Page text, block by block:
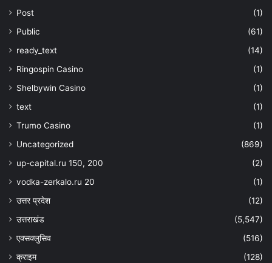
Post
(1)
Public
(61)
ready_text
(14)
Ringospin Casino
(1)
Shelbywin Casino
(1)
text
(1)
Trumo Casino
(1)
Uncategorized
(869)
up-capital.ru 150, 200
(2)
vodka-zerkalo.ru 20
(1)
उत्तर प्रदेश
(12)
उत्तराखंड
(5,547)
एक्सक्लुसिव
(516)
क्राइम
(128)